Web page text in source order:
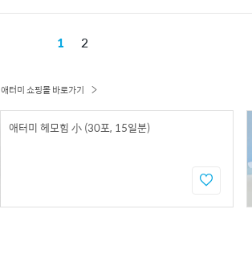
1 2
애터미 쇼핑몰 바로가기
애터미 헤모힘 小 (30포, 15일분)